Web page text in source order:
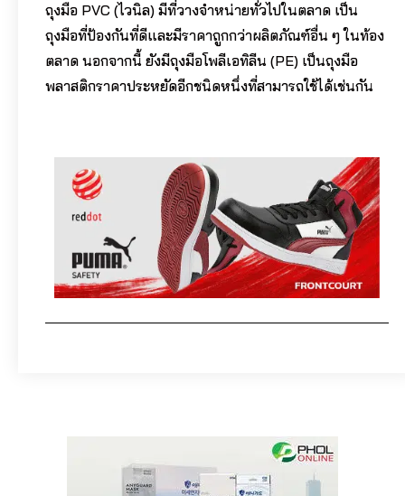
ถุงมือ PVC (ไวนิล) มีที่วางจำหน่ายทั่วไปในตลาด เป็น
ถุงมือที่ป้องกันที่ดีและมีราคาถูกกว่าผลิตภัณฑ์อื่น ๆ ในท้อง
ตลาด นอกจากนี้ ยังมีถุงมือโพลีเอทิลีน (PE) เป็นถุงมือ
พลาสติกราคาประหยัดอีกชนิดหนึ่งที่สามารถใช้ได้เช่นกัน